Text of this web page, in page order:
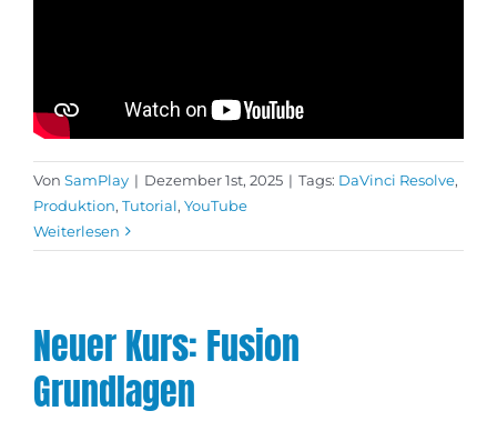
Von SamPlay | Dezember 1st, 2025 | Tags: DaVinci Resolve,
Produktion, Tutorial, YouTube
Weiterlesen
Neuer Kurs: Fusion
Grundlagen